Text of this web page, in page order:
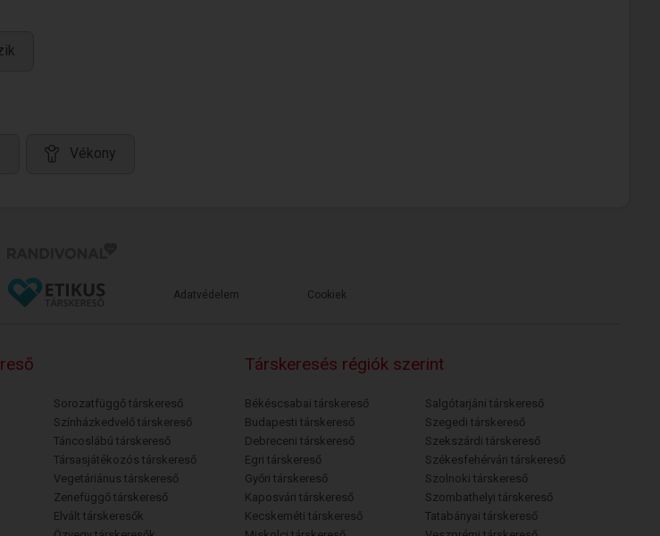
Vékony
Adatvédelem Cookiek
Sorozatfüggő társkereső
Színházkedvelő társkereső
Táncoslábú társkereső
Társasjátékozós társkereső
Vegetáriánus társkereső
Zenefüggő társkereső
Elvált társkeresők
Társkeresés régiók szerint
Békéscsabai társkereső
Budapesti társkereső
Debreceni társkereső
Egri társkereső
Győri társkereső
Kaposvári társkereső
Kecskeméti társkereső
Salgótarjáni társkereső
Szegedi társkereső
Szekszárdi társkereső
Székesfehérvári társkereső
Szolnoki társkereső
Szombathelyi társkereső
Tatabányai társkereső